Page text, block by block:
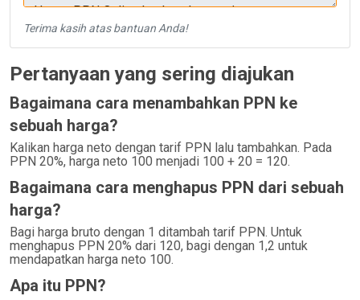
Terima kasih atas bantuan Anda!
Pertanyaan yang sering diajukan
Bagaimana cara menambahkan PPN ke
sebuah harga?
Kalikan harga neto dengan tarif PPN lalu tambahkan. Pada
PPN 20%, harga neto 100 menjadi 100 + 20 = 120.
Bagaimana cara menghapus PPN dari sebuah
harga?
Bagi harga bruto dengan 1 ditambah tarif PPN. Untuk
menghapus PPN 20% dari 120, bagi dengan 1,2 untuk
mendapatkan harga neto 100.
Apa itu PPN?